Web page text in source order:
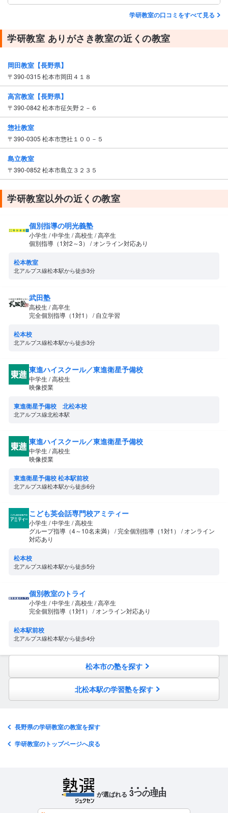
学研教室の口コミをすべて見る
学研教室 ありがさき教室の近くの教室
岡田教室【長野県】
〒390-0315 松本市岡田４１８
高宮教室【長野県】
〒390-0842 松本市征矢野２－６
惣社教室
〒390-0305 松本市惣社１００－５
島立教室
〒390-0852 松本市島立３２３５
学研教室以外の近くの教室
個別指導の明光義塾
小学生 / 中学生 / 高校生 / 高卒生
個別指導（1対2～3） / オンライン対応あり
松本教室
北アルプス線松本駅から徒歩3分
武田塾
高校生 / 高卒生
完全個別指導（1対1） / 自立学習
松本校
北アルプス線松本駅から徒歩3分
東進ハイスクール／東進衛星予備校
中学生 / 高校生
映像授業
東進衛星予備校 北松本校
北アルプス線北松本駅
東進ハイスクール／東進衛星予備校
中学生 / 高校生
映像授業
東進衛星予備校 松本駅前校
北アルプス線松本駅から徒歩6分
こども英会話専門校アミティー
小学生 / 中学生 / 高校生
グループ指導（4～10名未満） / 完全個別指導（1対1） / オンライン
対応あり
松本校
北アルプス線松本駅から徒歩5分
個別教室のトライ
小学生 / 中学生 / 高校生 / 高卒生
完全個別指導（1対1） / オンライン対応あり
松本駅前校
北アルプス線松本駅から徒歩4分
松本市の塾を探す
北松本駅の学習塾を探す
長野県の学研教室の教室を探す
学研教室のトップページへ戻る
が選ばれる 3つの理由